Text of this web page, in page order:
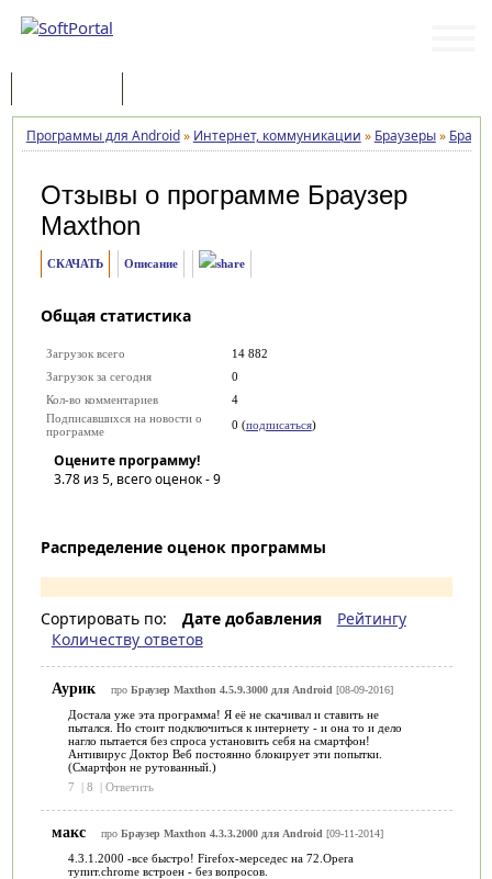
Программы для Android» Интернет, коммуникации » Браузеры»
Отзывы о программе Браузер
Maxthon
СКАЧАТЬ Описание
Общая статистика
Загрузок всего
14 882
Загрузок за сегодня
0
Кол-во комментариев
4
Подписавшихся на новости о
программе
0 (подписаться)
Оцените программу!
3.78из 5, всего оценок -9
Распределение оценок программы
Сортировать по: Дате добавления
Рейтингу
Количеству ответов
Аурик про Браузер Maxthon 4.5.9.3000 для Android [08-09-2016]
Достала уже эта программа! Я её не скачивал и ставить не
пытался. Но стоит подключиться к интернету - и она то и дело
нагло пытается без спроса установить себя на смартфон!
Антивирус Доктор Веб постоянно блокирует эти попытки.
(Смартфон не рутованный.)
7
| 8 | Ответить
макс про Браузер Maxthon 4.3.3.2000 для Android [09-11-2014]
4.3.1.2000 -все быстро! Firefox-мерседес на 72.Opera
тупит.chrome встроен - без вопросов.